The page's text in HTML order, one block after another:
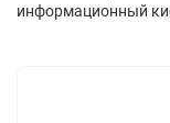
информационный